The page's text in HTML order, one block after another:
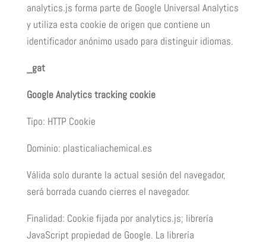
analytics.js forma parte de Google Universal Analytics
y utiliza esta cookie de origen que contiene un
identificador anónimo usado para distinguir idiomas.
_gat
Google Analytics tracking cookie
Tipo: HTTP Cookie
Dominio: plasticaliachemical.es
Válida solo durante la actual sesión del navegador,
será borrada cuando cierres el navegador.
Finalidad: Cookie fijada por analytics.js; librería
JavaScript propiedad de Google. La librería